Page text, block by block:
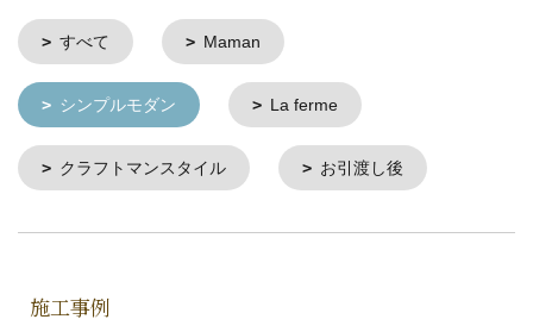
すべて Maman
シンプルモダン La ferme
クラフトマンスタイル お引渡し後
施工事例